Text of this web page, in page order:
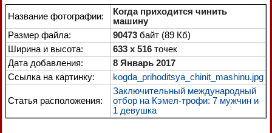
Название фотографии:
Когда приходится чинить
машину
Размер файла:
90473 байт (89 Кб)
Ширина и высота:
633 x 516 точек
Дата добавления:
8 Январь 2017
Ссылка на картинку:
kogda_prihoditsya_chinit_mashinu.jpg
Статья расположения:
Заключительный международный
отбор на Кэмел-трофи: 7 мужчин и
1 девушка